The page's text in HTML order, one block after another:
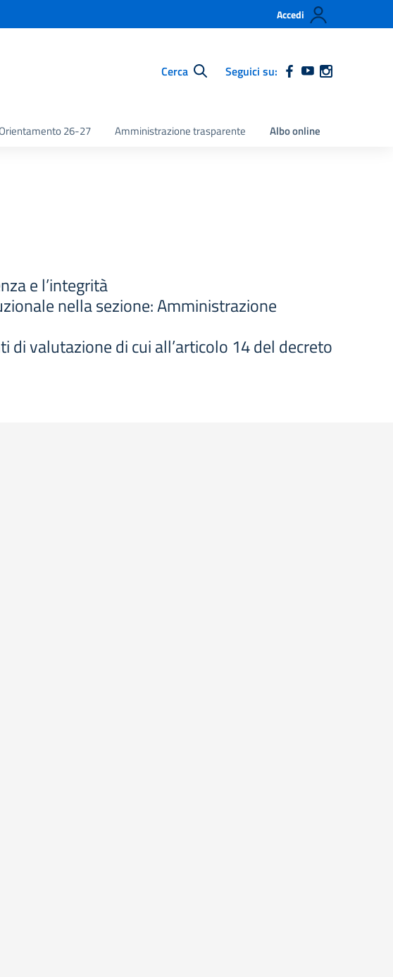
Accedi
Cerca Seguici su:
26-27 Amministrazione trasparente Albo online
e l’integrità
nella sezione: Amministrazione
valutazione di cui all’articolo 14 del decreto